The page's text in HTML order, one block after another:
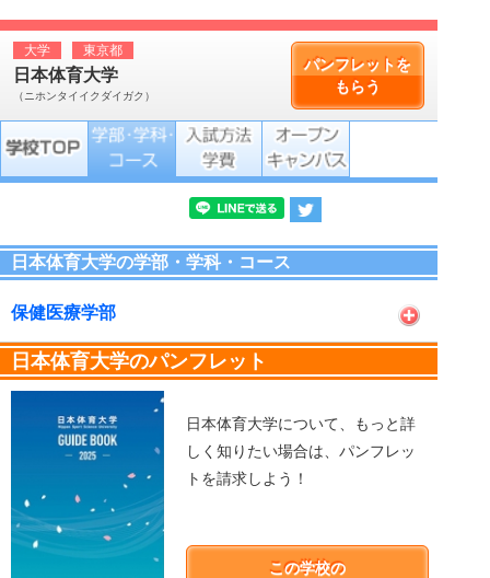
パンフレットを
もらう
大学 東京都
日本体育大学
（ニホンタイイクダイガク）
日本体育大学の学部・学科・コース
保健医療学部
日本体育大学のパンフレット
日本体育大学について、もっと詳
しく知りたい場合は、パンフレッ
トを請求しよう！
この学校の